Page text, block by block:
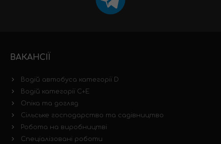
ВАКАНСІЇ
Водій автобуса категорії D
Водій категорії C+E
Опіка та догляд
Сільське господарство та садівництво
Робота на виробництві
Спеціалізовані роботи